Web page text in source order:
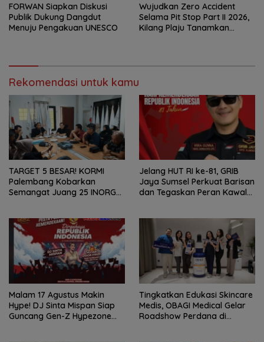
FORWAN Siapkan Diskusi
Publik Dukung Dangdut
Menuju Pengakuan UNESCO
Wujudkan Zero Accident
Selama Pit Stop Part II 2026,
Kilang Plaju Tanamkan
Rekomendasi untuk kamu
TARGET 5 BESAR! KORMI
Palembang Kobarkan
Semangat Juang 25 INORGA
Jelang HUT RI ke-81, GRIB
Jaya Sumsel Perkuat Barisan
dan Tegaskan Peran Kawal
Malam 17 Agustus Makin
Hype! DJ Sinta Mispan Siap
Guncang Gen-Z Hypezone
Tingkatkan Edukasi Skincare
Medis, OBAGI Medical Gelar
Roadshow Perdana di